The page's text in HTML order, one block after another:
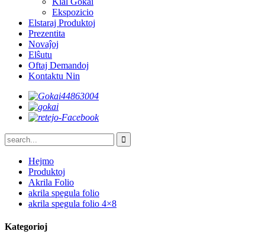
Ekspozicio
Elstaraj Produktoj
Prezentita
Novaĵoj
Elŝutu
Oftaj Demandoj
Kontaktu Nin
Hejmo
Produktoj
Akrila Folio
akrila spegula folio
akrila spegula folio 4×8
Kategorioj